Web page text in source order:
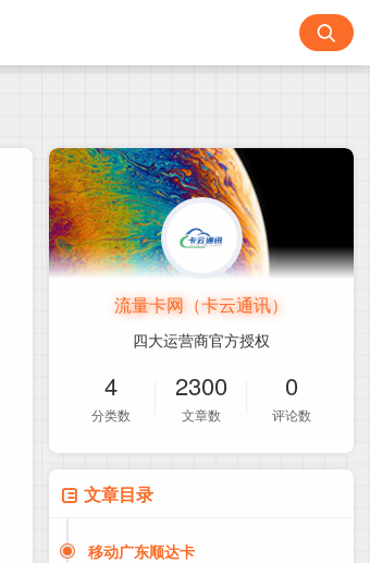
流量卡网（卡云通讯）
四大运营商官方授权
4
分类数
2300
文章数
0
评论数
文章目录
移动广东顺达卡